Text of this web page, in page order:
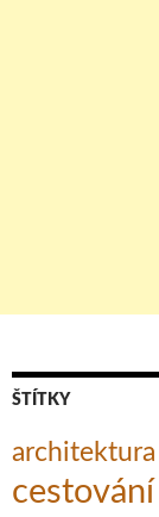
ŠTÍTKY
architektura
cestování